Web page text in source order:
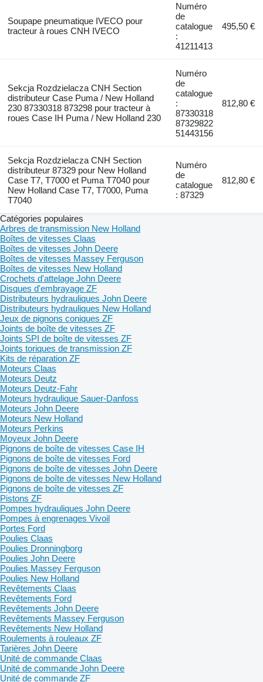
Soupape pneumatique IVECO pour
tracteur à roues CNH IVECO
Numéro
de
catalogue
:
41211413
495,50 €
Sekcja Rozdzielacza CNH Section
distributeur Case Puma / New Holland
230 87330318 873298 pour tracteur à
roues Case IH Puma / New Holland 230
Numéro
de
catalogue
:
87330318
87329822
51443156
812,80 €
Sekcja Rozdzielacza CNH Section
distributeur 87329 pour New Holland
Case T7, T7000 et Puma T7040 pour
New Holland Case T7, T7000, Puma
T7040
Numéro
de
catalogue
: 87329
812,80 €
Catégories populaires
Arbres de transmission New Holland
Boîtes de vitesses Claas
Boîtes de vitesses John Deere
Boîtes de vitesses Massey Ferguson
Boîtes de vitesses New Holland
Crochets d'attelage John Deere
Disques d'embrayage ZF
Distributeurs hydrauliques John Deere
Distributeurs hydrauliques New Holland
Jeux de pignons coniques ZF
Joints de boîte de vitesses ZF
Joints SPI de boîte de vitesses ZF
Joints toriques de transmission ZF
Kits de réparation ZF
Moteurs Claas
Moteurs Deutz
Moteurs Deutz-Fahr
Moteurs hydraulique Sauer-Danfoss
Moteurs John Deere
Moteurs New Holland
Moteurs Perkins
Moyeux John Deere
Pignons de boîte de vitesses Case IH
Pignons de boîte de vitesses Ford
Pignons de boîte de vitesses John Deere
Pignons de boîte de vitesses New Holland
Pignons de boîte de vitesses ZF
Pistons ZF
Pompes hydrauliques John Deere
Pompes à engrenages Vivoil
Portes Ford
Poulies Claas
Poulies Dronningborg
Poulies John Deere
Poulies Massey Ferguson
Poulies New Holland
Revêtements Claas
Revêtements Ford
Revêtements John Deere
Revêtements Massey Ferguson
Revêtements New Holland
Roulements à rouleaux ZF
Tarières John Deere
Unité de commande Claas
Unité de commande John Deere
Unité de commande ZF